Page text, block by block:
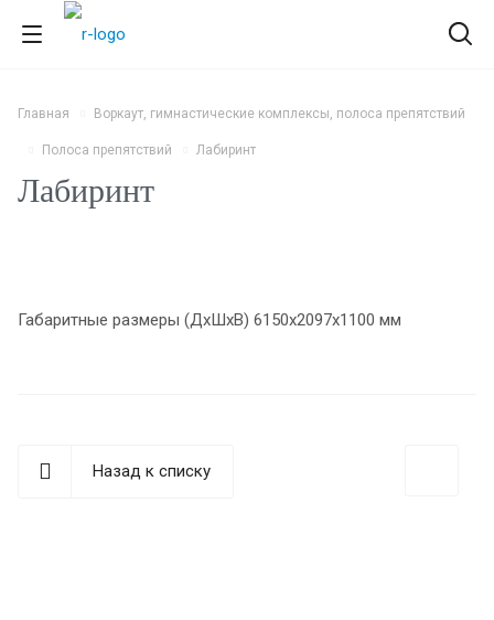
Главная Воркаут, гимнастические комплексы, полоса препятствий
Полоса препятствий Лабиринт
Лабиринт
Габаритные размеры (ДхШхВ) 6150х2097х1100 мм
Назад к списку